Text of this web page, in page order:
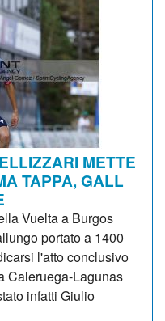
METTE
TAPPA, GALL
Vuelta a Burgos
portato a 1400
l'atto conclusivo
Caleruega-Lagunas
infatti Giulio